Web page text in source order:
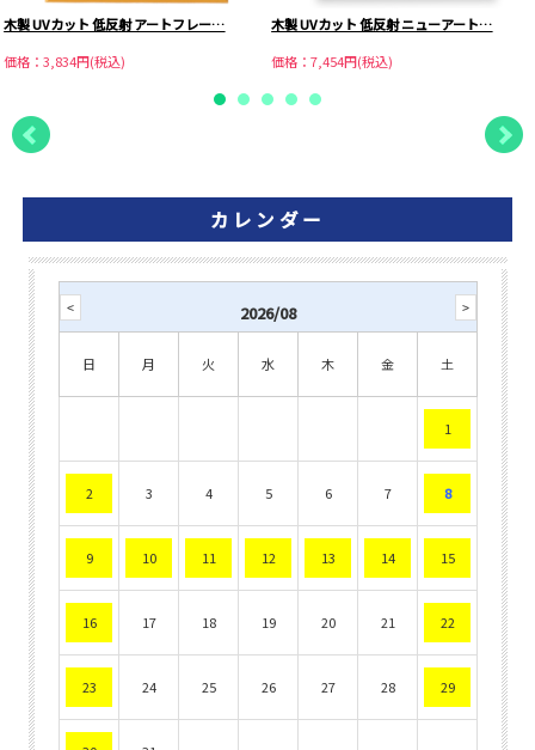
木製 UVカット 低反射 アートフレー…
価格：3,834円(税込)
木製 UVカット 低反射 ニューアート…
価格：7,454円(税込)
カレンダー